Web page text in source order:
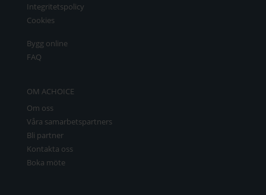
Integritetspolicy
Cookies
Bygg online
FAQ
OM ACHOICE
Om oss
Våra samarbetspartners
Bli partner
Kontakta oss
Boka möte